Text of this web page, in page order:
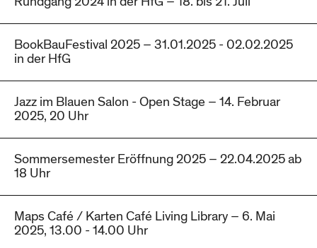
BookBauFestival 2025 – 31.01.2025 - 02.02.2025
in der HfG
Jazz im Blauen Salon - Open Stage – 14. Februar
2025, 20 Uhr
Sommersemester Eröffnung 2025 – 22.04.2025 ab
18 Uhr
Maps Café / Karten Café Living Library – 6. Mai
2025, 13.00 - 14.00 Uhr